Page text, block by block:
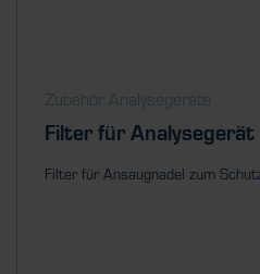
Zubehör Analysegeräte
Filter für Analysegerät
Filter für Ansaugnadel zum